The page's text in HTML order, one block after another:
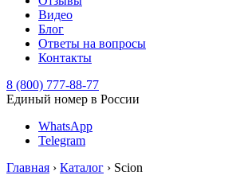
Видео
Блог
Ответы на вопросы
Контакты
8 (800) 777-88-77
Единый номер в России
WhatsApp
Telegram
Главная › Каталог › Scion